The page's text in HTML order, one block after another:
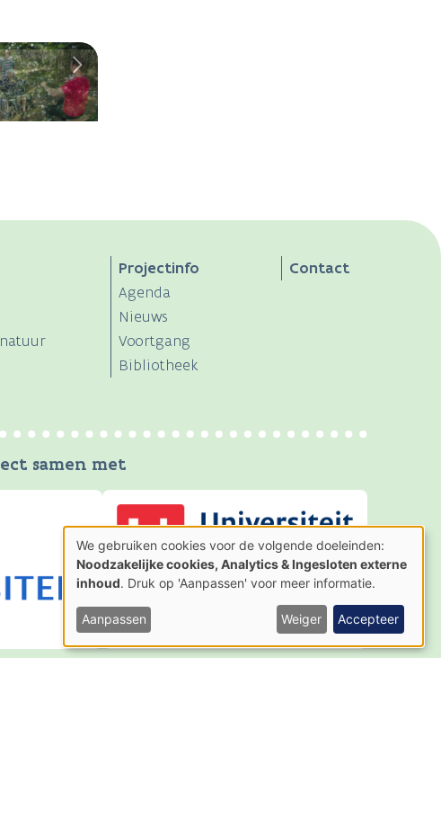
Projectinfo
Agenda
Nieuws
Voortgang
Bibliotheek
Contact
samen met
Gebruik
van
persoonsgegevens
cookies
We gebruiken cookies voor de volgende doeleinden:
Noodzakelijke cookies, Analytics & Ingesloten externe
inhoud. Druk op 'Aanpassen' voor meer informatie.
Aanpassen Weiger Accepteer